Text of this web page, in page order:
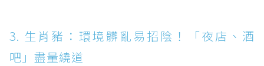
3. 生肖豬：環境髒亂易招陰！「夜店、酒
吧」盡量繞道